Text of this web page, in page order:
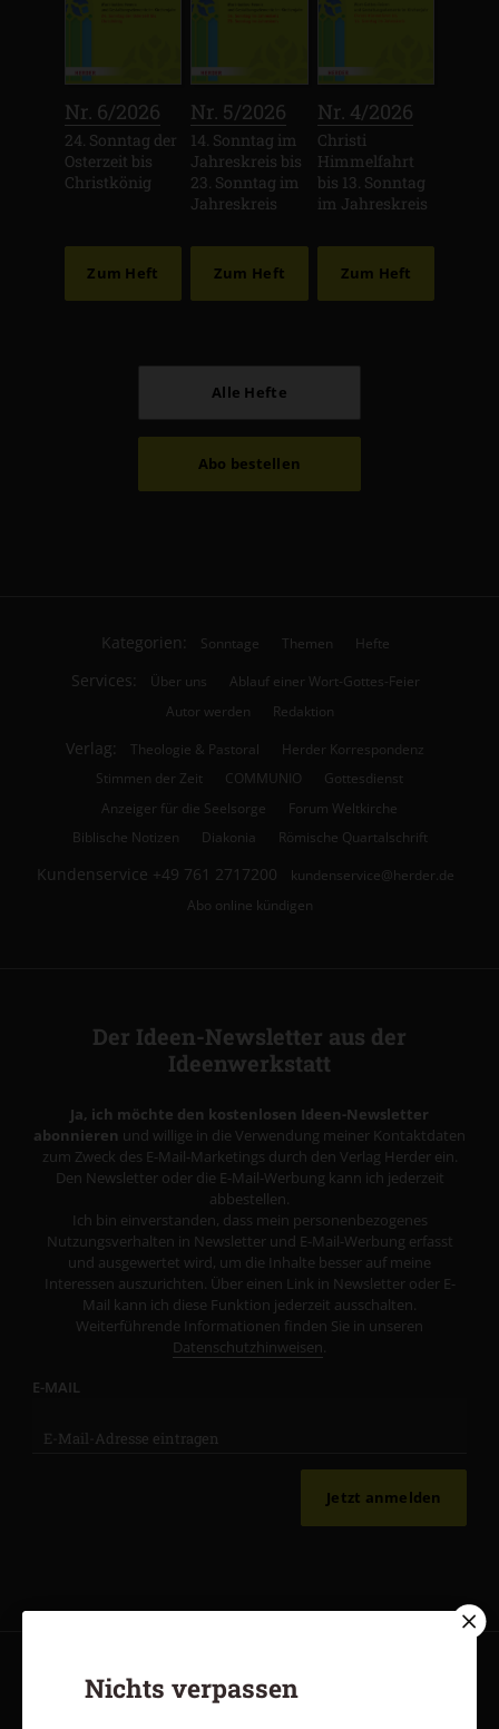
Nr. 6/2026
24. Sonntag der
Osterzeit bis
Christkönig
Zum Heft
Nr. 5/2026
14. Sonntag im
Jahreskreis bis
23. Sonntag im
Jahreskreis
Zum Heft
Nr. 4/2026
Christi
Himmelfahrt
bis 13. Sonntag
im Jahreskreis
Zum Heft
Alle Hefte
Abo bestellen
Kategorien: Sonntage Themen Hefte
Services: Über uns
Ablauf einer Wort-Gottes-Feier
Autor werden
Redaktion
Verlag: Theologie & Pastoral
Herder Korrespondenz
Stimmen der Zeit
COMMUNIO
Gottesdienst
Anzeiger für die Seelsorge
Forum Weltkirche
Biblische Notizen
Diakonia Römische Quartalschrift
Kundenservice +49 761 2717200
kundenservice@herder.de
Abo online kündigen
Der Ideen-Newsletter aus der
Ideenwerkstatt
Ja, ich möchte den kostenlosen Ideen-Newsletter
abonnieren und willige in die Verwendung meiner Kontaktdaten
zum Zweck des E-Mail-Marketings durch den Verlag Herder ein.
Den Newsletter oder die E-Mail-Werbung kann ich jederzeit
abbestellen.
Ich bin einverstanden, dass mein personenbezogenes
Nutzungsverhalten in Newsletter und E-Mail-Werbung erfasst
und ausgewertet wird, um die Inhalte besser auf meine
Interessen auszurichten. Über einen Link in Newsletter oder E-
Mail kann ich diese Funktion jederzeit ausschalten.
Weiterführende Informationen finden Sie in unseren
Datenschutzhinweisen.
E-MAIL
Jetzt anmelden
AGB und Widerrufsbelehrung Datenschutz
Nichts verpassen